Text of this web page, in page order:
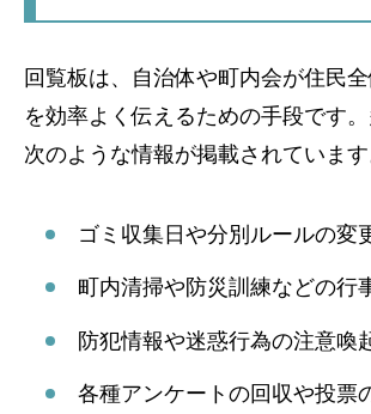
回覧板は、自治体や町内会が住民
を効率よく伝えるための手段です。
次のような情報が掲載されています
ゴミ収集日や分別ルールの変
町内清掃や防災訓練などの行
防犯情報や迷惑行為の注意喚
各種アンケートの回収や投票